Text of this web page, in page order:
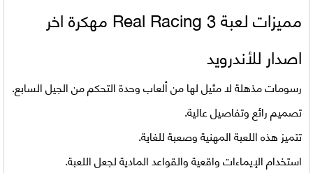
مميزات لعبة Real Racing 3 مهكرة اخر
اصدار للأندرويد
رسومات مذهلة لا مثيل لها من ألعاب وحدة التحكم من الجيل السابع.
تصميم رائع وتفاصيل عالية.
تتميز هذه اللعبة المهنية وصعبة للغاية.
استخدام الإيماءات واقعية والقواعد المادية لجعل اللعبة.